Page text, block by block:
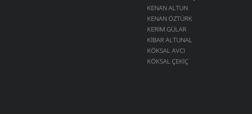
KENAN ALTUN
KENAN ÖZTÜRK
KERIM GÜLAR
KIBAR ALTUNAL
KÖKSAL AVCI
KÖKSAL ÇEKIÇ